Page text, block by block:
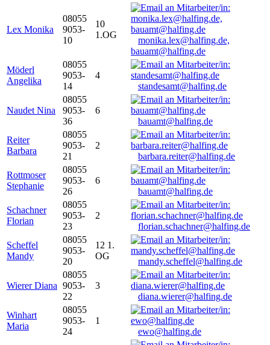
Lex Monika
08055
9053-
10
10
1.OG
monika.lex@halfing.de,
bauamt@halfing.de
Möderl
Angelika
08055
9053-
14
4
standesamt@halfing.de
Naudet Nina
08055
9053-
36
6
bauamt@halfing.de
Reiter
Barbara
08055
9053-
21
2
barbara.reiter@halfing.de
Rottmoser
Stephanie
08055
9053-
26
6
bauamt@halfing.de
Schachner
Florian
08055
9053-
23
2
florian.schachner@halfing.de
Scheffel
Mandy
08055
9053-
20
12 1.
OG
mandy.scheffel@halfing.de
Wierer Diana
08055
9053-
22
3
diana.wierer@halfing.de
Winhart
Maria
08055
9053-
24
1
ewo@halfing.de